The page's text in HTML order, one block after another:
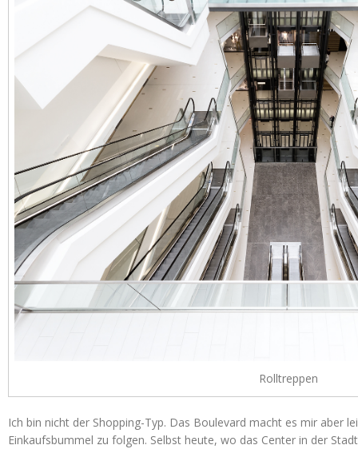
Rolltreppen
Ich bin nicht der Shopping-Typ. Das Boulevard macht es mir aber
Einkaufsbummel zu folgen. Selbst heute, wo das Center in der